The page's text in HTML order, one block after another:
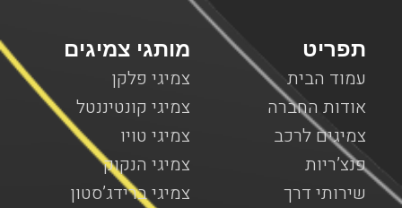
מותגי צמיגים
צמיגי פלקן
צמיגי קונטיננטל
צמיגי טויו
צמיגי הנקוק
צמיגי ברידג’סטון
תפריט
עמוד הבית
אודות החברה
צמיגים לרכב
פנצ’ריות
שירותי דרך